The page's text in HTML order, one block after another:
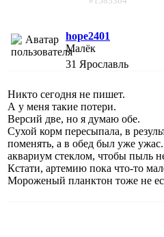
hope2401
Малёк
31 Ярославль
Никто сегодня не пишет.
А у меня такие потери.
Версий две, но я думаю обе.
Сухой корм пересыпала, в
поменять, а в обед был уже
аквариум стеклом, чтобы пыль
Кстати, артемию пока что-то
Мороженый планктон тоже не